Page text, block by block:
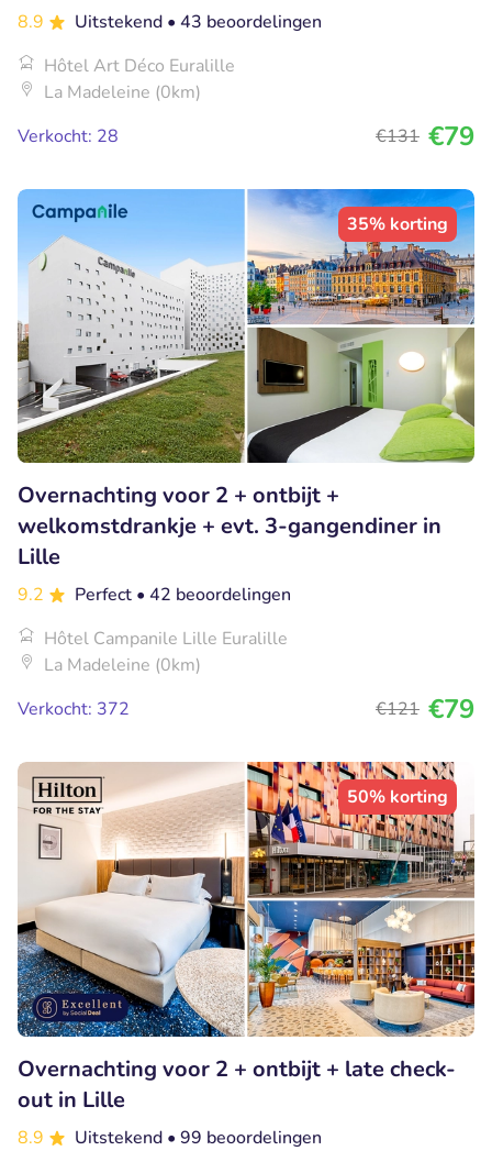
8.9 Uitstekend • 43 beoordelingen
Hôtel Art Déco Euralille
La Madeleine (0km)
Verkocht: 28
€131 €79
35% korting
Overnachting voor 2 + ontbijt +
welkomstdrankje + evt. 3-gangendiner in
Lille
9.2 Perfect • 42 beoordelingen
Hôtel Campanile Lille Euralille
La Madeleine (0km)
Verkocht: 372
€121 €79
50% korting
Overnachting voor 2 + ontbijt + late check-
out in Lille
8.9 Uitstekend • 99 beoordelingen